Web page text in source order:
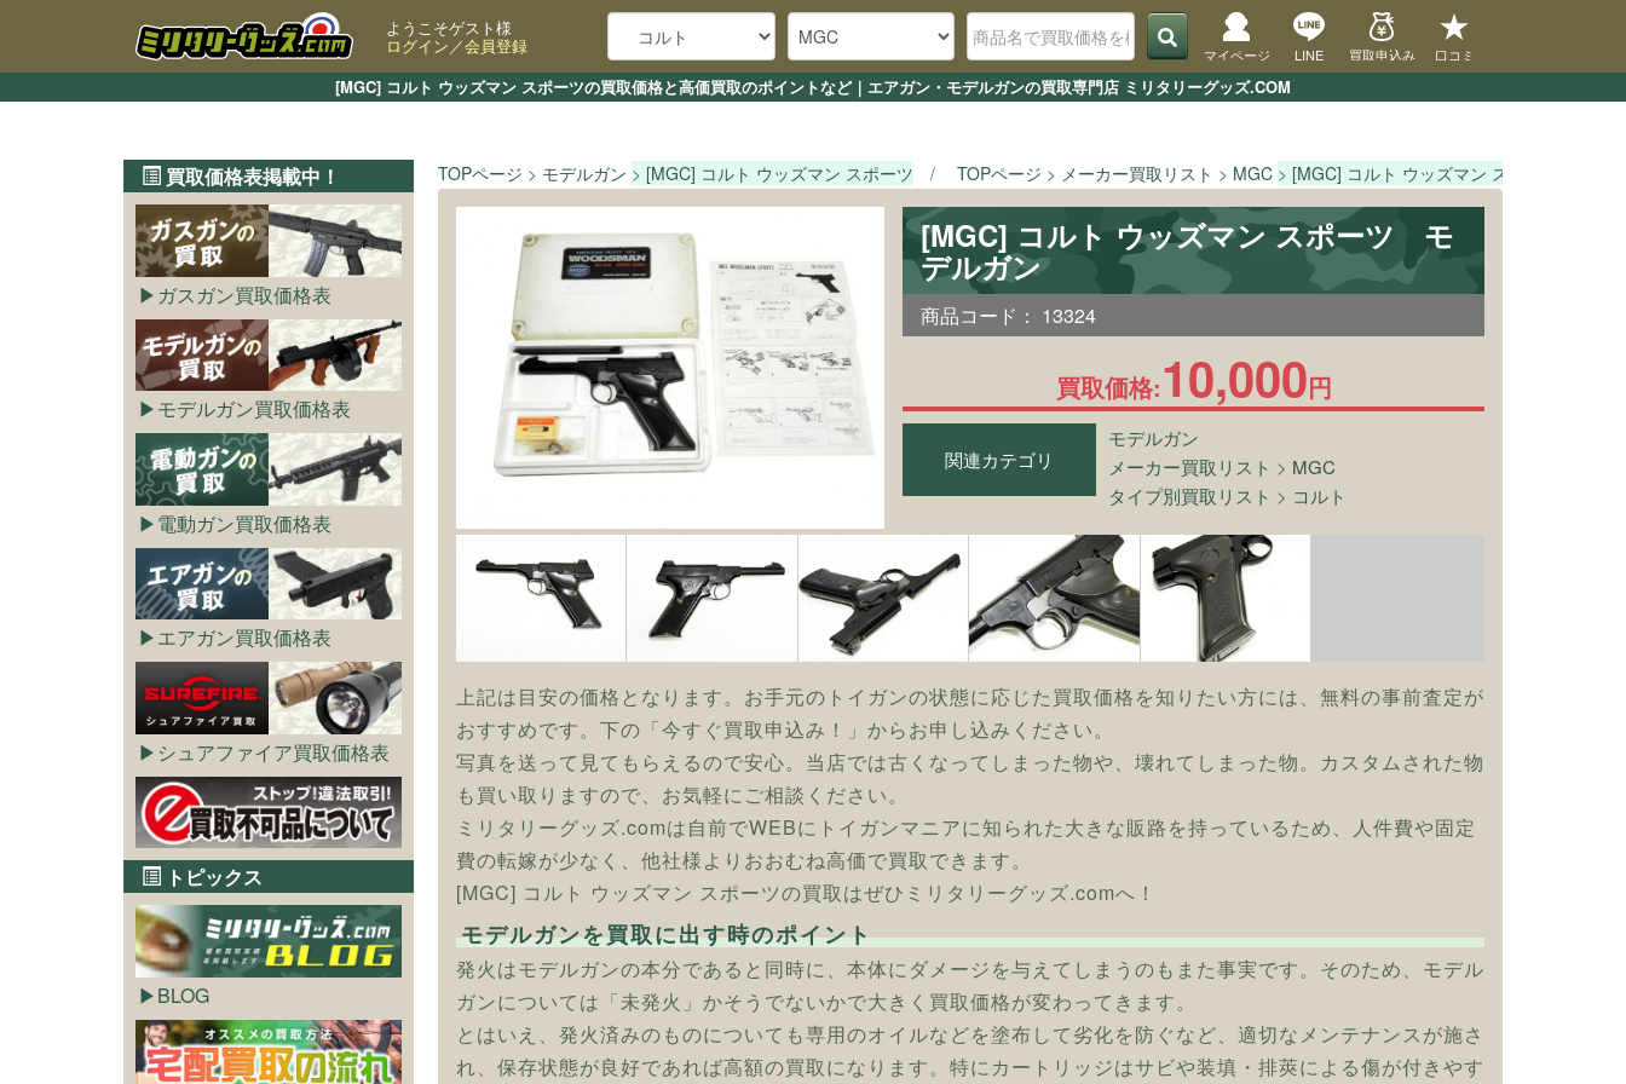
[MGC] コルト ウッズマン スポーツの買取価格と高価買取のポイントなど｜エアガン・モデルガンの買取専門店 ミリタリーグッズ.COM
ようこそゲスト様
ログイン／会員登録 マイページ LINE 買取申込み 口コミ
TOPページ モデルガン [MGC] コルト ウッズマン スポーツ TOPページ メーカー買取リスト MGC [MGC] コルト ウッズマン スポーツ
[MGC] コルト ウッズマン スポーツ モ
デルガン
商品コード： 13324
買取価格:10,000円
関連カテゴリ
モデルガン
メーカー買取リスト > MGC
タイプ別買取リスト > コルト
上記は目安の価格となります。お手元のトイガンの状態に応じた買取価格を知りたい方には、無料の事前査定が
おすすめです。下の「今すぐ買取申込み！」からお申し込みください。
写真を送って見てもらえるので安心。当店では古くなってしまった物や、壊れてしまった物。カスタムされた物
も買い取りますので、お気軽にご相談ください。
ミリタリーグッズ.comは自前でWEBにトイガンマニアに知られた大きな販路を持っているため、人件費や固定
費の転嫁が少なく、他社様よりおおむね高価で買取できます。
[MGC] コルト ウッズマン スポーツの買取はぜひミリタリーグッズ.comへ！
モデルガンを買取に出す時のポイント
発火はモデルガンの本分であると同時に、本体にダメージを与えてしまうのもまた事実です。そのため、モデル
ガンについては「未発火」かそうでないかで大きく買取価格が変わってきます。
とはいえ、発火済みのものについても専用のオイルなどを塗布して劣化を防ぐなど、適切なメンテナンスが施さ
れ、保存状態が良好であれば高額の買取になります。特にカートリッジはサビや装填・排莢による傷が付きやす
買取価格表掲載中！
ガスガン買取価格表
モデルガン買取価格表
電動ガン買取価格表
エアガン買取価格表
シュアファイア買取価格表
トピックス
BLOG